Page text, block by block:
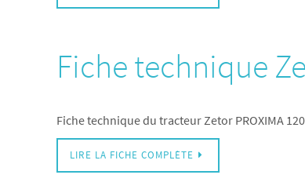
Fiche technique
Fiche technique du tracteur Zetor PROXIMA
LIRE LA FICHE COMPLÈTE